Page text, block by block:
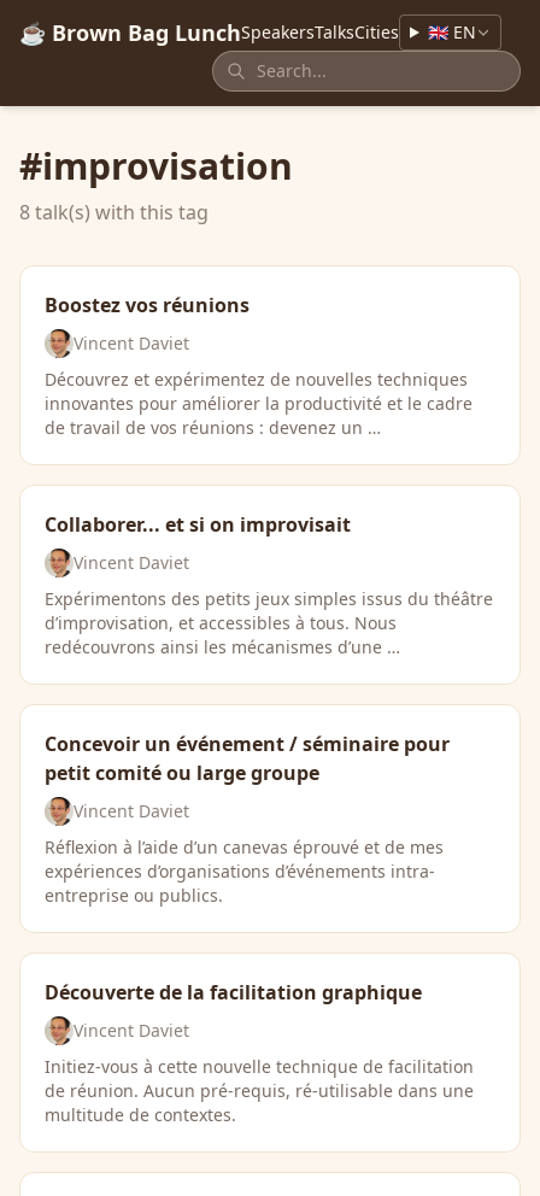
☕ Brown Bag LunchSpeakersTalksCities 🇬🇧 EN
#improvisation
8 talk(s) with this tag
Boostez vos réunions
Vincent Daviet
Découvrez et expérimentez de nouvelles techniques
innovantes pour améliorer la productivité et le cadre
de travail de vos réunions : devenez un …
Collaborer... et si on improvisait
Vincent Daviet
Expérimentons des petits jeux simples issus du théâtre
d’improvisation, et accessibles à tous. Nous
redécouvrons ainsi les mécanismes d’une …
Concevoir un événement / séminaire pour
petit comité ou large groupe
Vincent Daviet
Réflexion à l’aide d’un canevas éprouvé et de mes
expériences d’organisations d’événements intra-
entreprise ou publics.
Découverte de la facilitation graphique
Vincent Daviet
Initiez-vous à cette nouvelle technique de facilitation
de réunion. Aucun pré-requis, ré-utilisable dans une
multitude de contextes.